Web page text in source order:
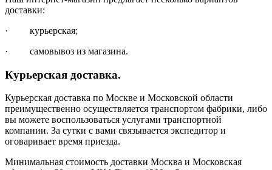
доставки:
· курьерская;
· самовывоз из магазина.
Курьерская доставка.
Курьерская доставка по Москве и Московской области
преимущественно осуществляется транспортом фабрики, либо
вы можете воспользоваться услугами транспортной
компании. За сутки с вами связывается экспедитор и
оговаривает время приезда.
Минимальная стоимость доставки Москва и Московская